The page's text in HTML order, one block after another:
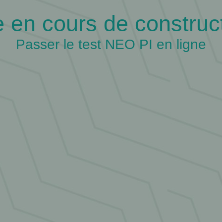
en cours de
Passer le test NEO PI en ligne